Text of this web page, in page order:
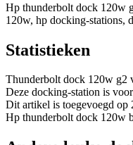
Hp thunderbolt dock 120w
120w, hp docking-stations,
Statistieken
Thunderbolt dock 120w g2
Deze docking-station is
Dit artikel is toegevoegd op
Hp thunderbolt dock 120w